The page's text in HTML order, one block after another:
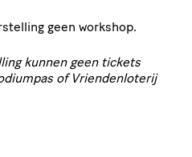
geen workshop.
kunnen geen tickets
of Vriendenloterij